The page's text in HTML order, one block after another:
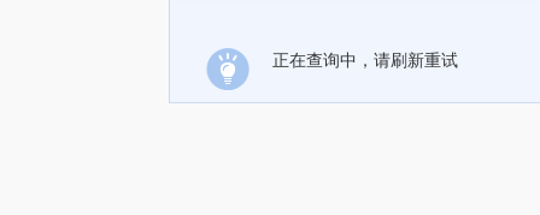
正在查询中，请刷新重试